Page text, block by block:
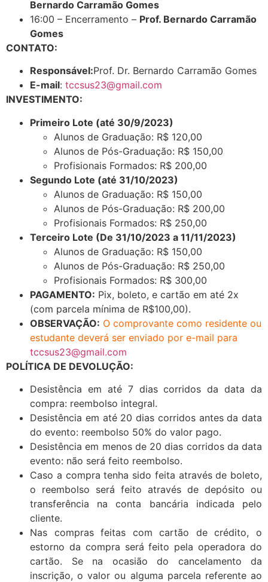
Bernardo Carramão Gomes
16:00 – Encerramento – Prof. Bernardo Carramão
Gomes
CONTATO:
Responsável:Prof. Dr. Bernardo Carramão Gomes
E-mail: tccsus23@gmail.com
INVESTIMENTO:
Primeiro Lote (até 30/9/2023)
Alunos de Graduação: R$ 120,00
Alunos de Pós-Graduação: R$ 150,00
Profisionais Formados: R$ 200,00
Segundo Lote (até 31/10/2023)
Alunos de Graduação: R$ 150,00
Alunos de Pós-Graduação: R$ 200,00
Profisionais Formados: R$ 250,00
Terceiro Lote (De 31/10/2023 a 11/11/2023)
Alunos de Graduação: R$ 150,00
Alunos de Pós-Graduação: R$ 250,00
Profisionais Formados: R$ 300,00
PAGAMENTO: Pix, boleto, e cartão em até 2x
(com parcela mínima de R$100,00).
OBSERVAÇÃO: O comprovante como residente ou
estudante deverá ser enviado por e-mail para
tccsus23@gmail.com
POLÍTICA DE DEVOLUÇÃO:
Desistência em até 7 dias corridos da data da
compra: reembolso integral.
Desistência em até 20 dias corridos antes da data
do evento: reembolso 50% do valor pago.
Desistência em menos de 20 dias corridos da data
evento: não será feito reembolso.
Caso a compra tenha sido feita através de boleto,
o reembolso será feito através de depósito ou
transferência na conta bancária indicada pelo
cliente.
Nas compras feitas com cartão de crédito, o
estorno da compra será feito pela operadora do
cartão. Se na ocasião do cancelamento da
inscrição, o valor ou alguma parcela referente ao